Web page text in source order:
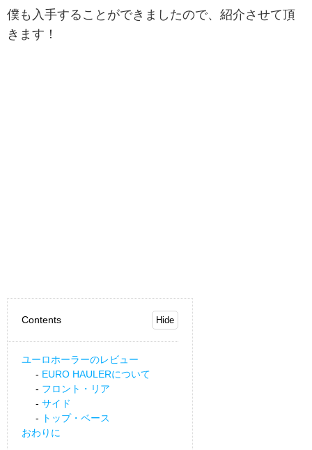
僕も入手することができましたので、紹介させて頂
きます！
Contents
ユーロホーラーのレビュー
EURO HAULERについて
フロント・リア
サイド
トップ・ベース
おわりに